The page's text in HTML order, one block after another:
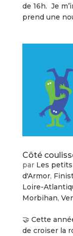
de 16h. Je
prend une
Côté
par Les
d'Armor,
Loire-
Morbihan,
🤝 Cette
de croiser la